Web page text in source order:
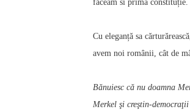
făceam si prima constituție.
Cu eleganță sa
avem noi românii, cât de
Bănuiesc că nu doamna
Merkel şi creştin-